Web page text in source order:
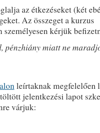
az étkezéseket (két
Az összeget a kurzus
kérjük
pénzhiány miatt ne
leírtaknak megfelelően
jelentkezési lapot
várjuk: